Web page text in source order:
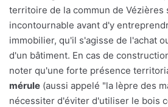
territoire de la commun de Vézières
incontournable avant d'y
immobilier, qu'il s'agisse de l'achat
d'un bâtiment. En cas de
noter qu'une forte présence
mérule (aussi appelé "la lèpre des
nécessiter d'éviter d'utiliser le bois